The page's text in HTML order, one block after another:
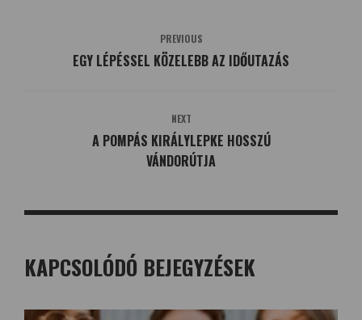
PREVIOUS
EGY LÉPÉSSEL KÖZELEBB AZ IDŐUTAZÁS
NEXT
A POMPÁS KIRÁLYLEPKE HOSSZÚ
VÁNDORÚTJA
KAPCSOLÓDÓ BEJEGYZÉSEK